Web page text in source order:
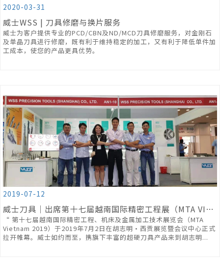
2020-03-31
威士WSS | 刀具修磨与换片服务
威士为客户提供专业的PCD/CBN及ND/MCD刀具修磨服务，对金刚石
及单晶刀具进行修磨，既有利于维持稳定的加工，又有利于降低单件加
工成本，使您的产品更具优势。
2019-07-12
威士刀具｜出席第十七届越南国际精密工程展（MTA VIETNAM 2019）
“ 第十七届越南国际精密工程、机床及金属加工技术展览会（MTA
Vietnam 2019）于2019年7月2日在胡志明·西贡展览暨会议中心正式
拉开帷幕。威士如约而至，携旗下丰富的超硬刀具产品来到胡志明...